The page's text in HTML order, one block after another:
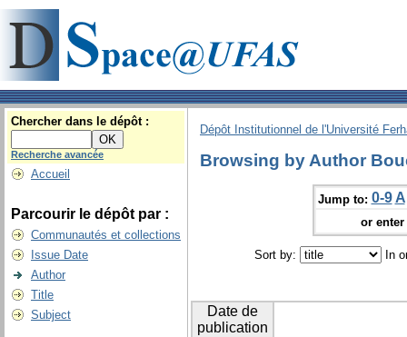
Chercher dans le dépôt :
Recherche avancée
Accueil
Parcourir le dépôt par :
Communautés et collections
Issue Date
Author
Title
Subject
Dépôt Institutionnel de l'Université
Browsing by Author
Jump to: 0-9 A
or
Sort by: In
Date de
publication